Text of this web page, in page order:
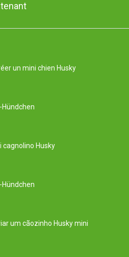
un mini chien Husky
cagnolino Husky
um cãozinho Husky mini